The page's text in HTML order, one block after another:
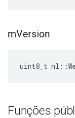
mVersion
uint8_t
Funções